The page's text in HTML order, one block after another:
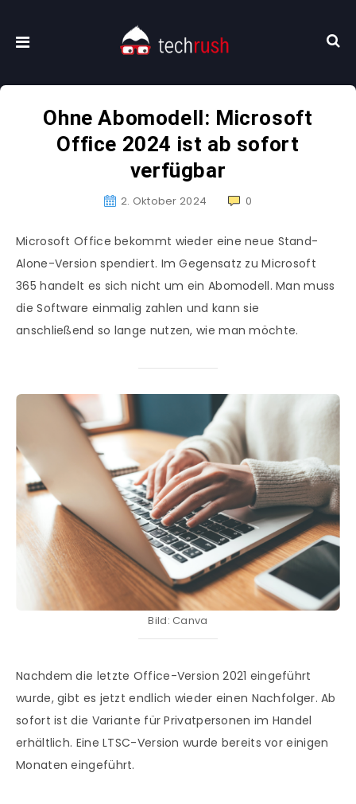
Ohne Abomodell: Microsoft
Office 2024 ist ab sofort
verfügbar
2. Oktober 2024 0
Microsoft Office bekommt wieder eine neue Stand-
Alone-Version spendiert. Im Gegensatz zu Microsoft
365 handelt es sich nicht um ein Abomodell. Man muss
die Software einmalig zahlen und kann sie
anschließend so lange nutzen, wie man möchte.
Bild: Canva
Nachdem die letzte Office-Version 2021 eingeführt
wurde, gibt es jetzt endlich wieder einen Nachfolger. Ab
sofort ist die Variante für Privatpersonen im Handel
erhältlich. Eine LTSC-Version wurde bereits vor einigen
Monaten eingeführt.